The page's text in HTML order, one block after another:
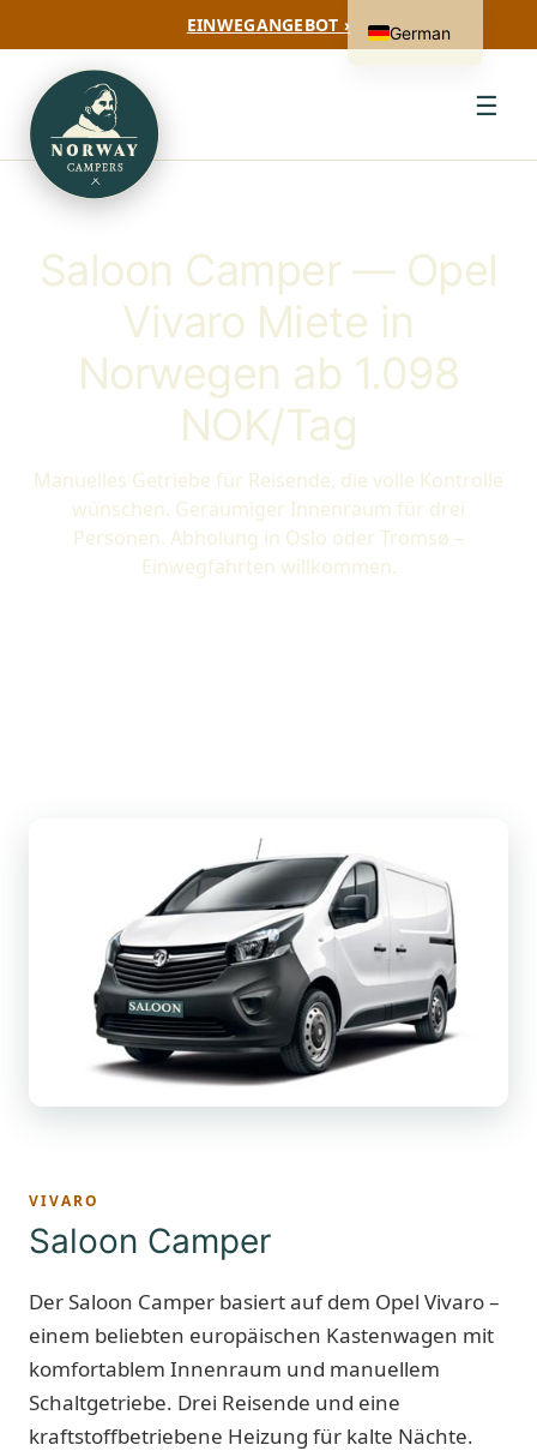
EINWEGANGEBOT ›
☰
Saloon Camper — Opel
Vivaro Miete in
Norwegen ab 1.098
NOK/Tag
Manuelles Getriebe für Reisende, die volle Kontrolle
wünschen. Geräumiger Innenraum für drei
Personen. Abholung in Oslo oder Tromsø –
Einwegfahrten willkommen.
VIVARO
Saloon Camper
Der Saloon Camper basiert auf dem Opel Vivaro –
einem beliebten europäischen Kastenwagen mit
komfortablem Innenraum und manuellem
Schaltgetriebe. Drei Reisende und eine
kraftstoffbetriebene Heizung für kalte Nächte.
German